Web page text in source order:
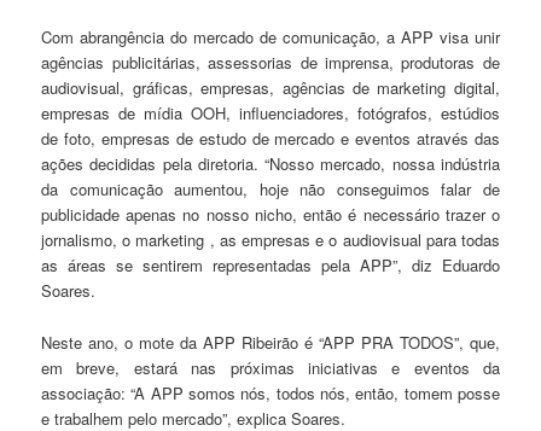
Com abrangência do mercado de comunicação, a APP visa unir
agências publicitárias, assessorias de imprensa, produtoras de
audiovisual, gráficas, empresas, agências de marketing digital,
empresas de mídia OOH, influenciadores, fotógrafos, estúdios
de foto, empresas de estudo de mercado e eventos através das
ações decididas pela diretoria. “Nosso mercado, nossa indústria
da comunicação aumentou, hoje não conseguimos falar de
publicidade apenas no nosso nicho, então é necessário trazer o
jornalismo, o marketing , as empresas e o audiovisual para todas
as áreas se sentirem representadas pela APP”, diz Eduardo
Soares.
Neste ano, o mote da APP Ribeirão é “APP PRA TODOS”, que,
em breve, estará nas próximas iniciativas e eventos da
associação: “A APP somos nós, todos nós, então, tomem posse
e trabalhem pelo mercado”, explica Soares.